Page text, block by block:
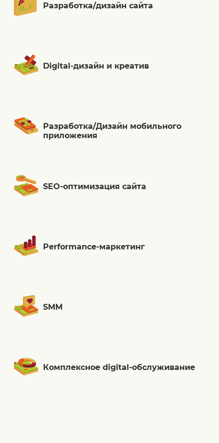
Разработка/дизайн сайта
Digital-дизайн и креатив
Разработка/Дизайн мобильного
приложения
SEO-оптимизация сайта
Performance-маркетинг
SMM
Комплексное digital-обслуживание